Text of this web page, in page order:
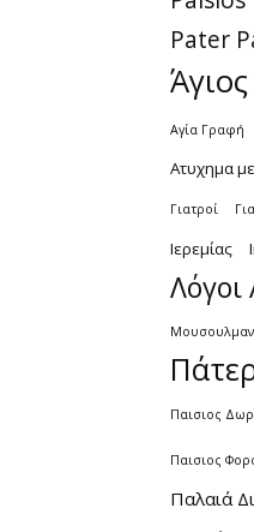
Pater
Αγία Γραφή
Ατυχημα
Γιατροί
Ιερεμίας
Λόγοι
Παισιος
Παισιος
Παλαιά